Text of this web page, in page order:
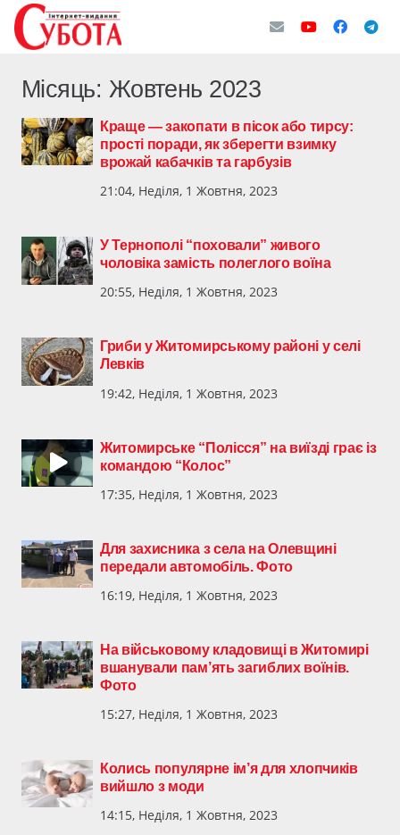
Місяць: Жовтень 2023
Краще — закопати в пісок або тирсу:
прості поради, як зберегти взимку
врожай кабачків та гарбузів
21:04, Неділя, 1 Жовтня, 2023
У Тернополі “поховали” живого
чоловіка замість полеглого воїна
20:55, Неділя, 1 Жовтня, 2023
Гриби у Житомирському районі у селі
Левків
19:42, Неділя, 1 Жовтня, 2023
Житомирське “Полісся” на виїзді грає із
командою “Колос”
17:35, Неділя, 1 Жовтня, 2023
Для захисника з села на Олевщині
передали автомобіль. Фото
16:19, Неділя, 1 Жовтня, 2023
На військовому кладовищі в Житомирі
вшанували пам’ять загиблих воїнів.
Фото
15:27, Неділя, 1 Жовтня, 2023
Колись популярне ім’я для хлопчиків
вийшло з моди
14:15, Неділя, 1 Жовтня, 2023